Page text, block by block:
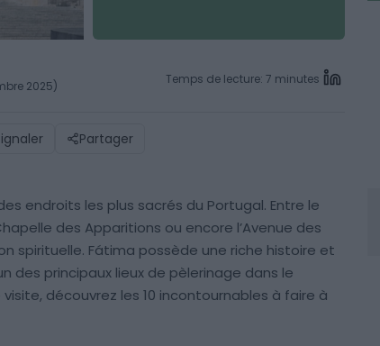
2025) Temps de lecture: 7 minutes
Partager
endroits les plus sacrés du Portugal. Entre le
des Apparitions ou encore l’Avenue des
spirituelle. Fátima possède une riche histoire et
des principaux lieux de pèlerinage dans le
découvrez les 10 incontournables à faire à